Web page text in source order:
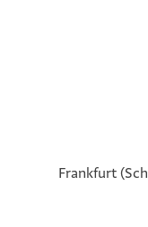
Frankfurt